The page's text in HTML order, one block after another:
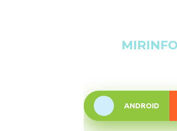
MIRINFO
ANDROID